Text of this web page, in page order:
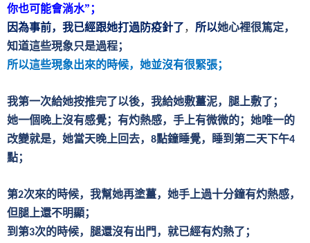
你也可能會淌水”；
因為事前，我已經跟她打過防疫針了， 所以她心裡很篤定，
知道這些現象只是過程；
所以這些現象出來的時候，她並沒有很緊張；
我第一次給她按推完了以後，我給她敷薑泥，腿上敷了；
她一個晚上沒有感覺；有灼熱感，手上有微微的；她唯一的
改變就是，她當天晚上回去，
8點鐘睡覺，睡到第二天下午4
點；
第2次來的時候，我幫她再塗薑，她手上過十分鐘有灼熱感，
但腿上還不明顯；
到第3次的時候，腿還沒有出門，就已經有灼熱了；